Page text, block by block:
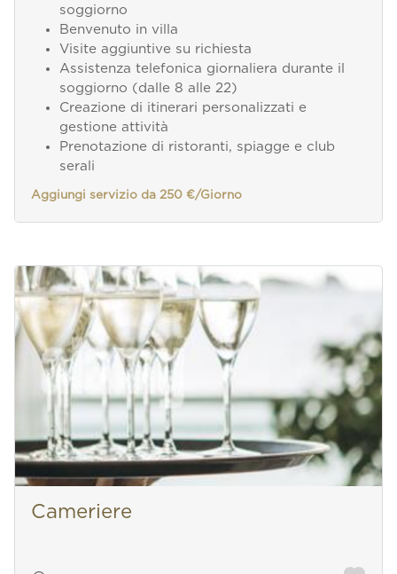
soggiorno
Benvenuto in villa
Visite aggiuntive su richiesta
Assistenza telefonica giornaliera durante il
soggiorno (dalle 8 alle 22)
Creazione di itinerari personalizzati e
gestione attività
Prenotazione di ristoranti, spiagge e club
serali
Aggiungi servizio da 250 €/Giorno
Cameriere